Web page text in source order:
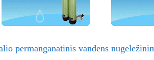
permanganatinis vandens